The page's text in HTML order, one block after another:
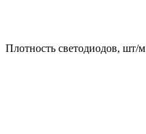
Плотность светодиодов, шт/м